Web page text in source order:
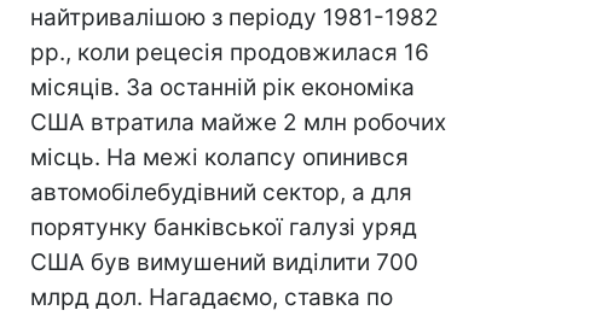
найтривалішою з періоду 1981-1982
рр., коли рецесія продовжилася 16
місяців. За останній рік економіка
США втратила майже 2 млн робочих
місць. На межі колапсу опинився
автомобілебудівний сектор, а для
порятунку банківської галузі уряд
США був вимушений виділити 700
млрд дол. Нагадаємо, ставка по